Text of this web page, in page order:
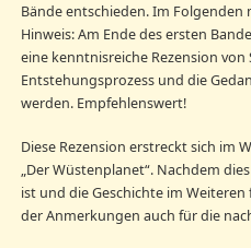
Bände entschieden. Im Folgenden
Hinweis: Am Ende des ersten
eine kenntnisreiche Rezension von
Entstehungsprozess und die
werden. Empfehlenswert!
Diese Rezension erstreckt sich im
„Der Wüstenplanet“. Nachdem
ist und die Geschichte im
der Anmerkungen auch für die